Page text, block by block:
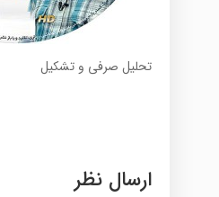
تحلیل صرفی و تشکیل
ارسال نظر